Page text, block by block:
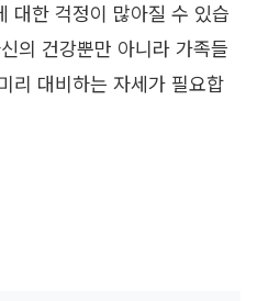
대한 걱정이 많아질 수 있습
의 건강뿐만 아니라 가족들
리 대비하는 자세가 필요합